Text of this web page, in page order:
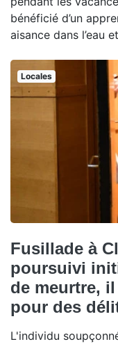
bénéficié d’un
aisance dans l’eau
Locales
Fusillade à
poursuivi
de meurtre,
pour des
L'individu